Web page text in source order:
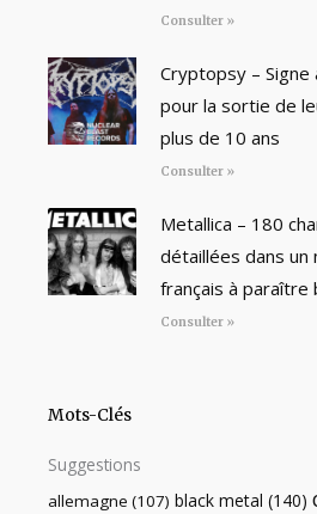
Consulter »
Cryptopsy – Signe
pour la sortie de
plus de 10 ans
Consulter »
Metallica – 180
détaillées dans un
français à
Consulter »
Mots-Clés
Suggestions
allemagne (107) black metal (140)